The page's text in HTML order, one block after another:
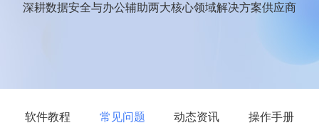
深耕数据安全与办公辅助两大核心领域解决方案供应商
软件教程 常见问题 动态资讯 操作手册